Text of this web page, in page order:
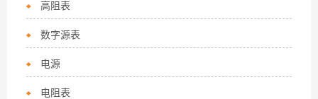
高阻表
数字源表
电源
电阻表